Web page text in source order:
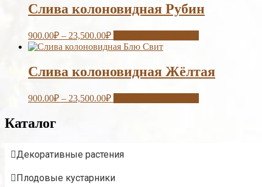
Слива колоновидная Рубин
900.00₽ – 23,500.00₽
Слива колоновидная Жёлтая
900.00₽ –23,500.00₽
Каталог
Декоративные растения
Плодовые кустарники